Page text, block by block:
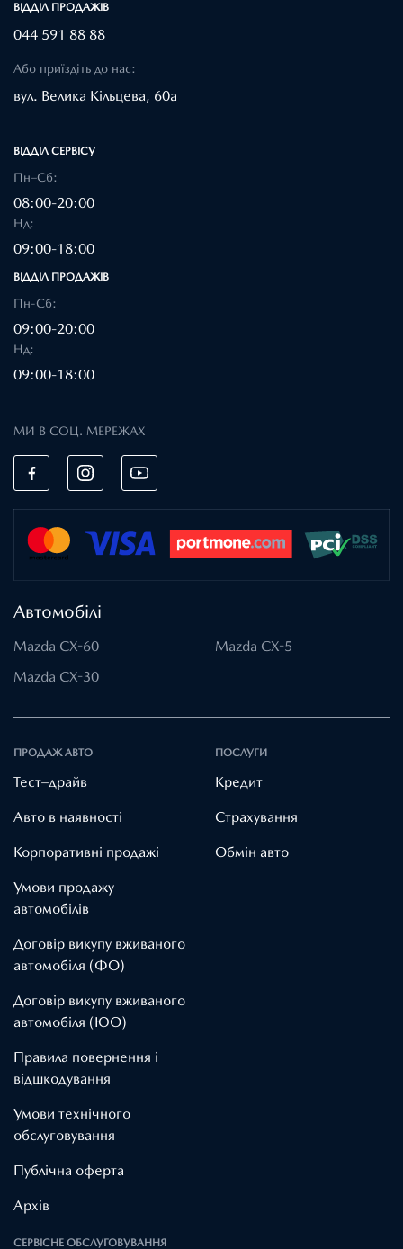
ВІДДІЛ ПРОДАЖІВ
044 591 88 88
Або приїздіть до нас:
вул. Велика Кільцева, 60а
ВІДДІЛ CЕРВІСУ
Пн–Сб:
08:00-20:00
Нд:
09:00-18:00
ВІДДІЛ ПРОДАЖІВ
Пн-Сб:
09:00-20:00
Нд:
09:00-18:00
МИ В СОЦ. МЕРЕЖАХ
Автомобілі
Mazda CX-60
Mazda CX-5
Mazda CX-30
ПРОДАЖ АВТО
Тест–драйв
Авто в наявності
Корпоративні продажі
Умови продажу
автомобілів
Договір викупу вживаного
автомобіля (ФО)
Договір викупу вживаного
автомобіля (ЮО)
Правила повернення і
відшкодування
Умови технічного
обслуговування
Публічна оферта
Архів
ПОСЛУГИ
Кредит
Страхування
Обмін авто
СЕРВІСНЕ ОБСЛУГОВУВАННЯ